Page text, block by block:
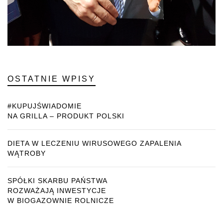
OSTATNIE WPISY
#KUPUJŚWIADOMIE
NA GRILLA – PRODUKT POLSKI
DIETA W LECZENIU WIRUSOWEGO ZAPALENIA
WĄTROBY
SPÓŁKI SKARBU PAŃSTWA
ROZWAŻAJĄ INWESTYCJE
W BIOGAZOWNIE ROLNICZE